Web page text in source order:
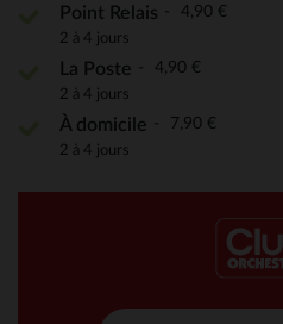
Point Relais 4,90 €
2 à 4 jours
La Poste 4,90 €
2 à 4 jours
À domicile 7,90 €
2 à 4 jours